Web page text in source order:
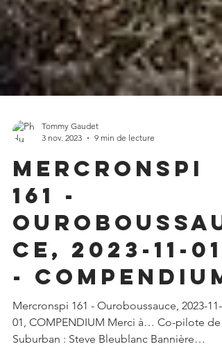
3 nov. 2023
9 min de lecture
Mercronspi
161 -
Ouroboussau
ce, 2023-11-01
- compendium
Mercronspi 161 - Ouroboussauce, 2023-11-